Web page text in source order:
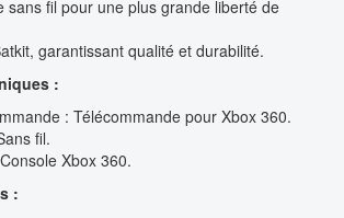
sans fil pour une plus grande liberté de
garantissant qualité et durabilité.
:
: Télécommande pour Xbox 360.
fil.
Xbox 360.
: